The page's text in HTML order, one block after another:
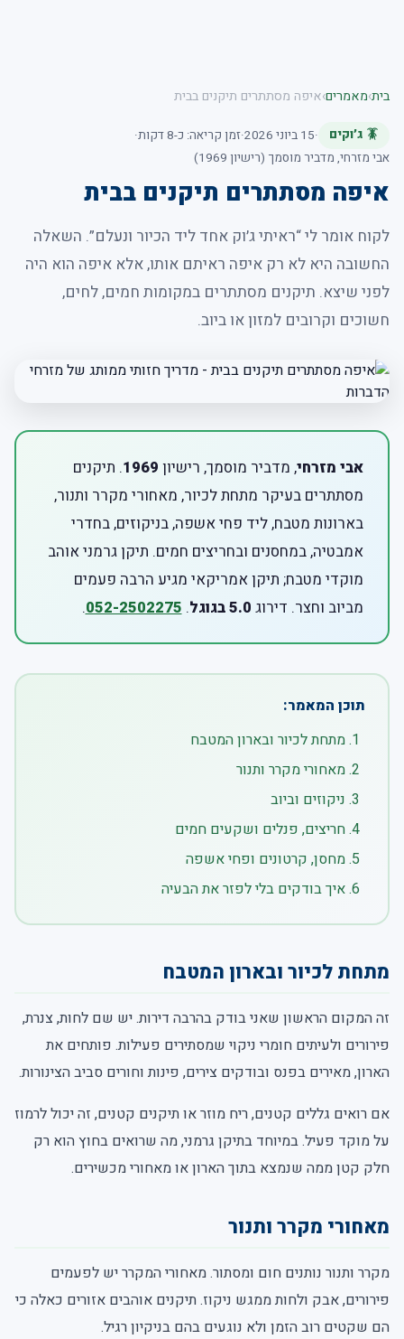
בית›מאמרים›איפה מסתתרים תיקנים בבית
🪳 ג׳וקים ·15 ביוני 2026 ·זמן קריאה: כ-8 דקות
·
אבי מזרחי, מדביר מוסמך (רישיון 1969)
איפה מסתתרים תיקנים בבית
לקוח אומר לי “ראיתי ג׳וק אחד ליד הכיור ונעלם”. השאלה
החשובה היא לא רק איפה ראיתם אותו, אלא איפה הוא היה
לפני שיצא. תיקנים מסתתרים במקומות חמים, לחים,
חשוכים וקרובים למזון או ביוב.
אבי מזרחי, מדביר מוסמך, רישיון 1969. תיקנים
מסתתרים בעיקר מתחת לכיור, מאחורי מקרר ותנור,
בארונות מטבח, ליד פחי אשפה, בניקוזים, בחדרי
אמבטיה, במחסנים ובחריצים חמים. תיקן גרמני אוהב
מוקדי מטבח; תיקן אמריקאי מגיע הרבה פעמים
מביוב וחצר. דירוג 5.0 בגוגל .
052-2502275
.
תוכן המאמר:
מתחת לכיור ובארון המטבח
מאחורי מקרר ותנור
ניקוזים וביוב
חריצים, פנלים ושקעים חמים
מחסן, קרטונים ופחי אשפה
איך בודקים בלי לפזר את הבעיה
מתחת לכיור ובארון המטבח
זה המקום הראשון שאני בודק בהרבה דירות. יש שם לחות, צנרת,
פירורים ולעיתים חומרי ניקוי שמסתירים פעילות. פותחים את
הארון, מאירים בפנס ובודקים צירים, פינות וחורים סביב הצינורות.
אם רואים גללים קטנים, ריח מוזר או תיקנים קטנים, זה יכול לרמוז
על מוקד פעיל. במיוחד בתיקן גרמני, מה שרואים בחוץ הוא רק
חלק קטן ממה שנמצא בתוך הארון או מאחורי מכשירים.
מאחורי מקרר ותנור
מקרר ותנור נותנים חום ומסתור. מאחורי המקרר יש לפעמים
פירורים, אבק ולחות ממגש ניקוז. תיקנים אוהבים אזורים כאלה כי
הם שקטים רוב הזמן ולא נוגעים בהם בניקיון רגיל.